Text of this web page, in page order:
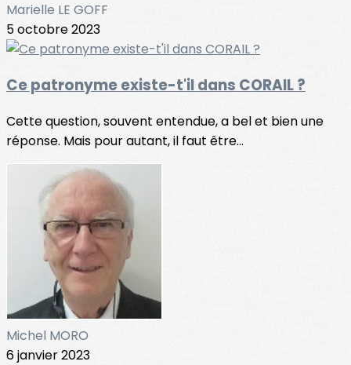
Marielle LE GOFF
5 octobre 2023
Ce patronyme existe-t'il dans CORAIL ?
Cette question, souvent entendue, a bel et bien une
réponse. Mais pour autant, il faut être...
Michel MORO
6 janvier 2023